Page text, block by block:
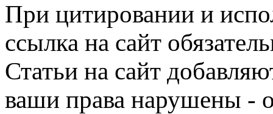
При цитировании и
ссылка на сайт
Статьи на сайт
ваши права нарушены -